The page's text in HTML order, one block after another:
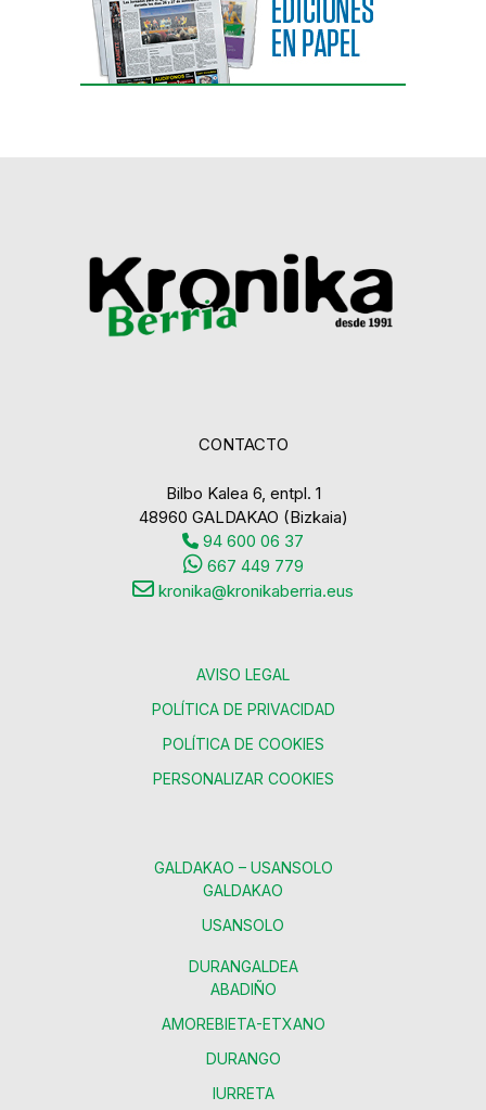
CONTACTO
Bilbo Kalea 6, entpl. 1
48960 GALDAKAO (Bizkaia)
94 600 06 37
667 449 779
kronika@kronikaberria.eus
AVISO LEGAL
POLÍTICA DE PRIVACIDAD
POLÍTICA DE COOKIES
PERSONALIZAR COOKIES
GALDAKAO – USANSOLO
GALDAKAO
USANSOLO
DURANGALDEA
ABADIÑO
AMOREBIETA-ETXANO
DURANGO
IURRETA